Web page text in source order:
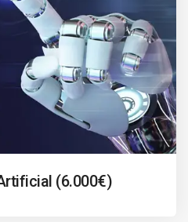
(6.000€)